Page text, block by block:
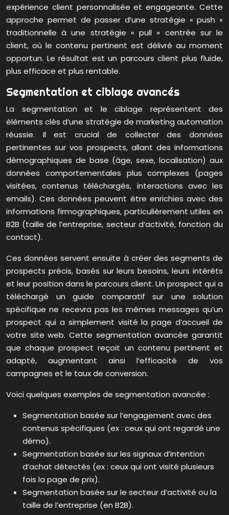
expérience client personnalisée et engageante. Cette
approche permet de passer d’une stratégie « push »
traditionnelle à une stratégie « pull » centrée sur le
client, où le contenu pertinent est délivré au moment
opportun. Le résultat est un parcours client plus fluide,
plus efficace et plus rentable.
Segmentation et ciblage avancés
La segmentation et le ciblage représentent des
éléments clés d’une stratégie de marketing automation
réussie. Il est crucial de collecter des données
pertinentes sur vos prospects, allant des informations
démographiques de base (âge, sexe, localisation) aux
données comportementales plus complexes (pages
visitées, contenus téléchargés, interactions avec les
emails). Ces données peuvent être enrichies avec des
informations firmographiques, particulièrement utiles en
B2B (taille de l’entreprise, secteur d’activité, fonction du
contact).
Ces données servent ensuite à créer des segments de
prospects précis, basés sur leurs besoins, leurs intérêts
et leur position dans le parcours client. Un prospect qui a
téléchargé un guide comparatif sur une solution
spécifique ne recevra pas les mêmes messages qu’un
prospect qui a simplement visité la page d’accueil de
votre site web. Cette segmentation avancée garantit
que chaque prospect reçoit un contenu pertinent et
adapté, augmentant ainsi l’efficacité de vos
campagnes et le taux de conversion.
Voici quelques exemples de segmentation avancée :
Segmentation basée sur l’engagement avec des
contenus spécifiques (ex : ceux qui ont regardé une
démo).
Segmentation basée sur les signaux d’intention
d’achat détectés (ex : ceux qui ont visité plusieurs
fois la page de prix).
Segmentation basée sur le secteur d’activité ou la
taille de l’entreprise (en B2B).